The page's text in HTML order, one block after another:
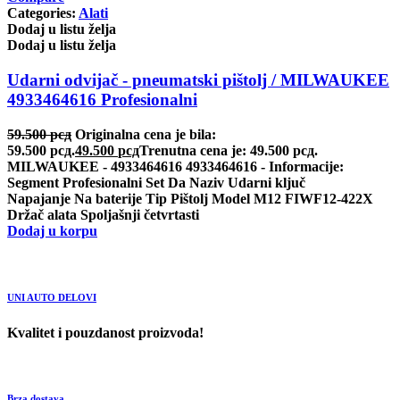
Categories: Alati
Dodaj u listu želja
Dodaj u listu želja
Udarni odvijač - pneumatski pištolj / MILWAUKEE
4933464616 Profesionalni
59.500рсд Originalna cena je bila:
59.500 рсд.49.500 рсдTrenutna cena je: 49.500 рсд.
MILWAUKEE - 4933464616 4933464616 - Informacije:
Segment Profesionalni Set Da Naziv Udarni ključ
Napajanje Na baterije Tip Pištolj Model M12 FIWF12-422X
Držač alata Spoljašnji četvrtasti
Dodaj u korpu
UNI AUTO DELOVI
Kvalitet i pouzdanost proizvoda!